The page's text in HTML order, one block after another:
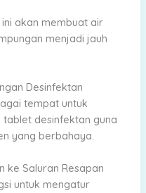
akan membuat air
menjadi jauh
Desinfektan
tempat untuk
desinfektan guna
yang berbahaya.
ke Saluran Resapan
untuk mengatur